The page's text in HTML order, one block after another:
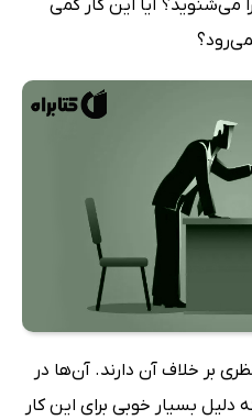
می‌شنوید؟ آیا این کار کمی
بر خلاف آن دارند. آن‌ها در
بسیار خوبی برای این کار